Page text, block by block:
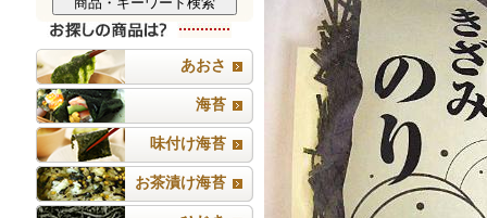
あおさ
海苔
味付け海苔
お茶漬け海苔